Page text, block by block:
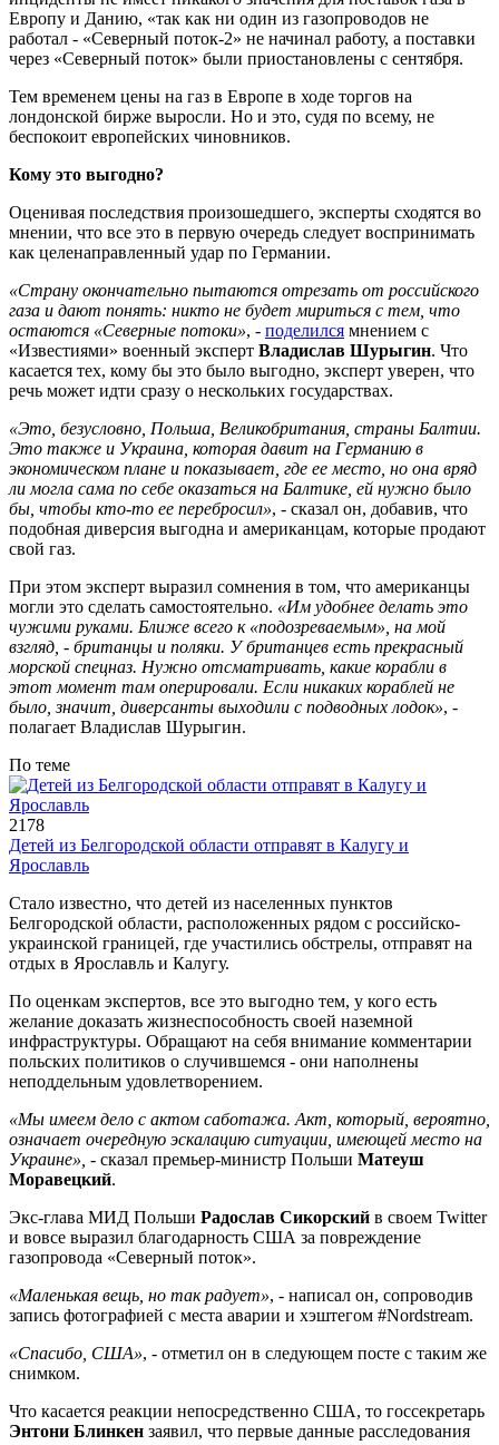
Европу и Данию, «так как ни один из газопроводов не
работал - «Северный поток-2» не начинал работу, а поставки
через «Северный поток» были приостановлены с сентября.
Тем временем цены на газ в Европе в ходе торгов на
лондонской бирже выросли. Но и это, судя по всему, не
беспокоит европейских чиновников.
Кому это выгодно?
Оценивая последствия произошедшего, эксперты сходятся во
мнении, что все это в первую очередь следует воспринимать
как целенаправленный удар по Германии.
«Страну окончательно пытаются отрезать от российского
газа и дают понять: никто не будет мириться с тем, что
остаются «Северные потоки», - поделился мнением с
«Известиями» военный эксперт Владислав Шурыгин. Что
касается тех, кому бы это было выгодно, эксперт уверен, что
речь может идти сразу о нескольких государствах.
«Это, безусловно, Польша, Великобритания, страны Балтии.
Это также и Украина, которая давит на Германию в
экономическом плане и показывает, где ее место, но она вряд
ли могла сама по себе оказаться на Балтике, ей нужно было
бы, чтобы кто-то ее перебросил», - сказал он, добавив, что
подобная диверсия выгодна и американцам, которые продают
свой газ.
При этом эксперт выразил сомнения в том, что американцы
могли это сделать самостоятельно. «Им удобнее делать это
чужими руками. Ближе всего к «подозреваемым», на мой
взгляд, - британцы и поляки. У британцев есть прекрасный
морской спецназ. Нужно отсматривать, какие корабли в
этот момент там оперировали. Если никаких кораблей не
было, значит, диверсанты выходили с подводных лодок», -
полагает Владислав Шурыгин.
По теме
2178
Детей из Белгородской области отправят в Калугу и
Ярославль
Стало известно, что детей из населенных пунктов
Белгородской области, расположенных рядом с российско-
украинской границей, где участились обстрелы, отправят на
отдых в Ярославль и Калугу.
По оценкам экспертов, все это выгодно тем, у кого есть
желание доказать жизнеспособность своей наземной
инфраструктуры. Обращают на себя внимание комментарии
польских политиков о случившемся - они наполнены
неподдельным удовлетворением.
«Мы имеем дело с актом саботажа. Акт, который, вероятно,
означает очередную эскалацию ситуации, имеющей место на
Украине», - сказал премьер-министр Польши Матеуш
Моравецкий.
Экс-глава МИД Польши Радослав Сикорский в своем Twitter
и вовсе выразил благодарность США за повреждение
газопровода «Северный поток».
«Маленькая вещь, но так радует», - написал он, сопроводив
запись фотографией с места аварии и хэштегом #Nordstream.
«Спасибо, США», - отметил он в следующем посте с таким же
снимком.
Что касается реакции непосредственно США, то госсекретарь
Энтони Блинкен заявил, что первые данные расследования